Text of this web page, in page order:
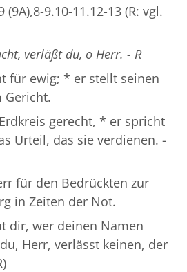
(9A),8-9.10-11.12-13 (R: vgl.
verläßt du, o Herr. - R
für ewig; * er stellt seinen
Gericht.
gerecht, * er spricht
Urteil, das sie verdienen. -
für den Bedrückten zur
in Zeiten der Not.
dir, wer deinen Namen
Herr, verlässt keinen, der